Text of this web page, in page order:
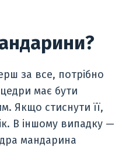
за все, потрібно
має бути
Якщо стиснути її,
В іншому випадку —
мандарина